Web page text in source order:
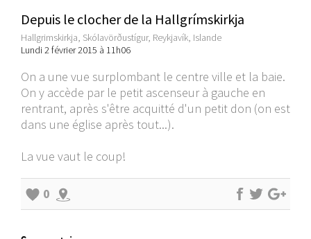
Depuis le clocher de la Hallgrímskirkja
Hallgrimskirkja, Skólavörðustígur, Reykjavík, Islande
Lundi 2 février 2015 à 11h06
On a une vue surplombant le centre ville et la baie.
On y accède par le petit ascenseur à gauche en
rentrant, après s'être acquitté d'un petit don (on est
dans une église après tout...).
La vue vaut le coup!
0